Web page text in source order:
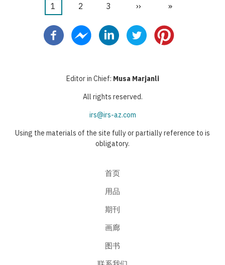
当
页
1
页
2
页
3
下
页
››
末
»
Editor in Chief: Musa Marjanli
All rights reserved.
irs@irs-az.com
Using the materials of the site fully or partially reference to is
obligatory.
首页
用品
期刊
画廊
图书